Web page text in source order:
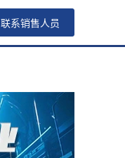
联系销售人员